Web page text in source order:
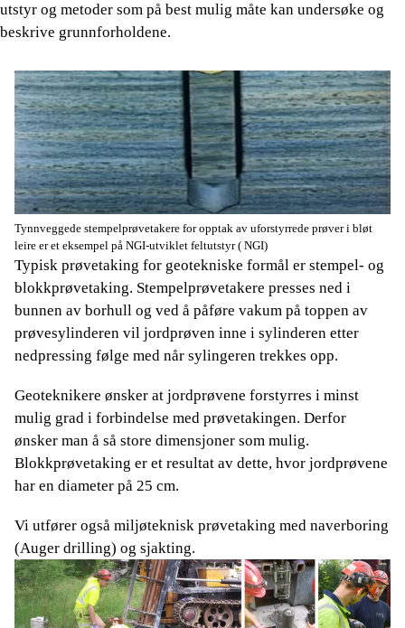
utstyr og metoder som på best mulig måte kan undersøke og
beskrive grunnforholdene.
Tynnveggede stempelprøvetakere for opptak av uforstyrrede prøver i bløt
leire er et eksempel på NGI-utviklet feltutstyr( NGI)
Typisk prøvetaking for geotekniske formål er stempel- og
blokkprøvetaking. Stempelprøvetakere presses ned i
bunnen av borhull og ved å påføre vakum på toppen av
prøvesylinderen vil jordprøven inne i sylinderen etter
nedpressing følge med når sylingeren trekkes opp.
Geoteknikere ønsker at jordprøvene forstyrres i minst
mulig grad i forbindelse med prøvetakingen. Derfor
ønsker man å så store dimensjoner som mulig.
Blokkprøvetaking er et resultat av dette, hvor jordprøvene
har en diameter på 25 cm.
Vi utfører også miljøteknisk prøvetaking med naverboring
(Auger drilling) og sjakting.